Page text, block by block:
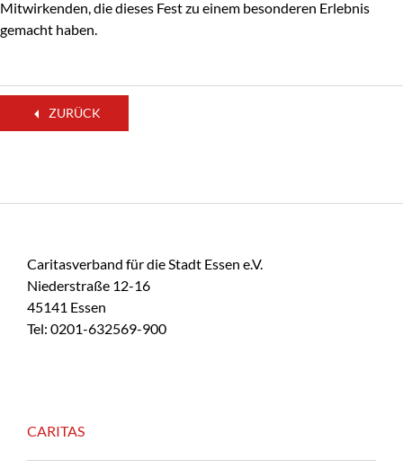
Mitwirkenden, die dieses Fest zu einem besonderen Erlebnis
gemacht haben.
ZURÜCK
Caritasverband für die Stadt Essen e.V.
Niederstraße 12-16
45141 Essen
Tel: 0201-632569-900
CARITAS